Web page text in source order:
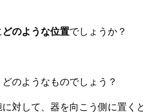
どのような位置でしょうか？
どのようなものでしょう？
対して、器を向こう側に置く